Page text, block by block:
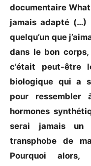
documentaire
jamais adapté (…)
quelqu’un que
dans le bon corps,
c’était peut-être
biologique qui a
pour
hormones
serai jamais un
transphobe de
Pourquoi alors,